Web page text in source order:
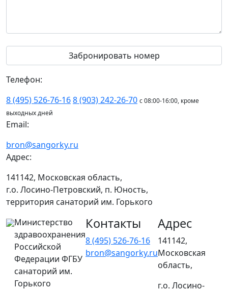
Телефон:
8 (495) 526-76-168 (903) 242-26-70 с 08:00-16:00, кроме
выходных дней
Email:
bron@sangorky.ru
Адрес:
141142, Московская область,
г.о. Лосино-Петровский, п. Юность,
территория санаторий им. Горького
Министерство
здравоохранения
Российской
Федерации ФГБУ
санаторий им.
Горького
Контакты
8 (495) 526-76-16
bron@sangorky.ru
Адрес
141142,
Московская
область,
г.о. Лосино-